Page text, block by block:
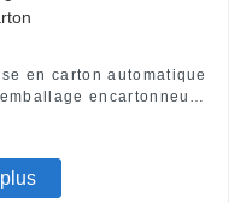
en carton automatique
encartonneuse